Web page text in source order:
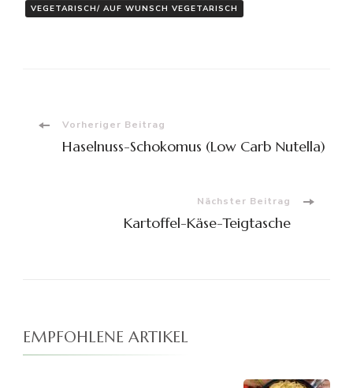
VEGETARISCH/ AUF WUNSCH VEGETARISCH
Beitragsnavigation
Vorheriger Beitrag
Haselnuss-Schokomus (Low Carb Nutella)
Nächster Beitrag
Kartoffel-Käse-Teigtasche
EMPFOHLENE ARTIKEL